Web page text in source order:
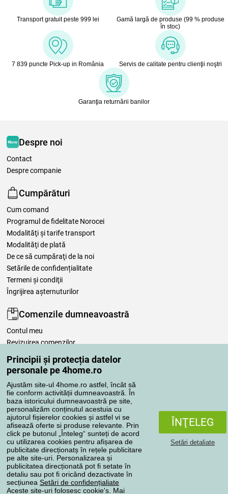
Principii și protecția datelor
personale pe 4home.ro
Ajustăm site-ul 4home.ro astfel, încât să
fie conform activității dumneavoastră. În
baza istoricului dumneavoastră pe site,
personalizăm conținutul acestuia cu
ajutorul fișierelor cookies și astfel vi se
afisează oferte si produse relevante. Prin
click pe butonul „Înteleg“ sunteți de acord
cu utilizarea cookies pentru afișarea de
publicitate direcționatș în rețele publicitare
pe alte site-uri. Personalizarea și
publicitatea direcționată pot fi setate în
detaliu sau pot fi oricând dezactivate în
secțiunea Setări de confidențialiate
Aceste site-uri folosesc cookie's. Mai
ÎNŢELEG
Setări detaliate
Transport gratuit peste 999 lei
Gamă largă de produse (99 % produse
în stoc)
7 839 puncte Pick-up in România Servis de calitate pentru clienţii noştri
Garanţia returnării banilor
Despre noi
Contact
Despre companie
Cumpărături
Cum comand
Programul de fidelitate Norocei
Modalităţi şi tarife transport
Modalităţi de plată
De ce să cumpăraţi de la noi
Setările de confidențialitate
Termeni şi condiţii
Îngrijirea așternuturilor
Comenzile dumneavoastră
Contul meu
Revizuirea comenzilor
Reclamaţii
Retragere de la contract
Regulile de procesare a recenziilor
Metode de transport
Metode de plată
Magazin de încredere